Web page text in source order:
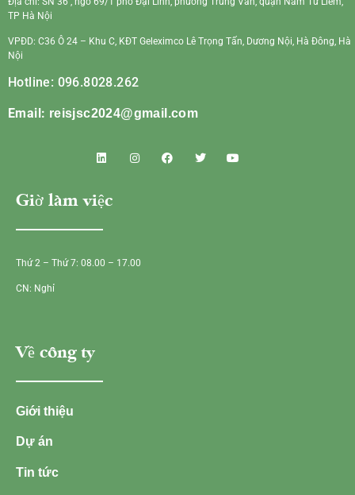
TP Hà Nội
VPĐD: C36 Ô 24 – Khu C, KĐT Geleximco Lê Trọng Tấn, Dương Nội, Hà Đông, Hà
Nội
Hotline: 096.8028.262
Email: reisjsc2024@gmail.com
Giờ làm việc
Thứ 2 – Thứ 7: 08.00 – 17.00
CN: Nghỉ
Về công ty
Giới thiệu
Dự án
Tin tức